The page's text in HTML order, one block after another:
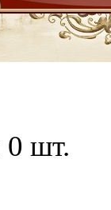
0 шт.